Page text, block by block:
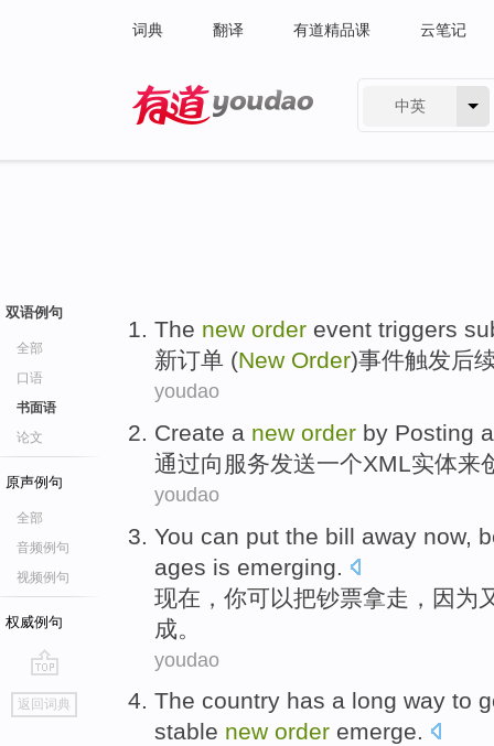
词典 翻译 有道精品课 云笔记
中英
双语例句
全部
口语
书面语
论文
原声例句
全部
音频例句
视频例句
权威例句
go
top
返回词典
The new order event triggers
新订单 (New Order)事件触发后
youdao
Create a new order by Posting
通过向 服务发送一个XML实体来
youdao
You can put the bill away now,
ages is emerging
现在 ， 你可以把钞票拿走 ， 因为
成。
youdao
The country has a long way to
stable new order emerge.